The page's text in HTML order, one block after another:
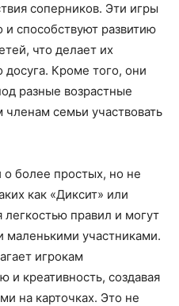
соперников. Эти игры
и способствуют развитию
что делает их
Кроме того, они
разные возрастные
членам семьи участвовать
о более простых, но не
как «Диксит» или
легкостью правил и могут
участниками.
игрокам
и креативность, создавая
на карточках. Это не